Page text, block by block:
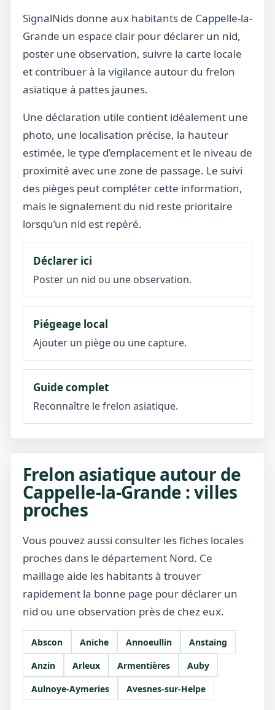
SignalNids donne aux habitants de Cappelle-la-
Grande un espace clair pour déclarer un nid,
poster une observation, suivre la carte locale
et contribuer à la vigilance autour du frelon
asiatique à pattes jaunes.
Une déclaration utile contient idéalement une
photo, une localisation précise, la hauteur
estimée, le type d’emplacement et le niveau de
proximité avec une zone de passage. Le suivi
des pièges peut compléter cette information,
mais le signalement du nid reste prioritaire
lorsqu’un nid est repéré.
Déclarer ici
Poster un nid ou une observation.
Piégeage local
Ajouter un piège ou une capture.
Guide complet
Reconnaître le frelon asiatique.
Frelon asiatique autour de
Cappelle-la-Grande : villes
proches
Vous pouvez aussi consulter les fiches locales
proches dans le département Nord. Ce
maillage aide les habitants à trouver
rapidement la bonne page pour déclarer un
nid ou une observation près de chez eux.
Abscon Aniche Annoeullin
Anstaing
Anzin
Arleux Armentières
Auby
Aulnoye-Aymeries
Avesnes-sur-Helpe